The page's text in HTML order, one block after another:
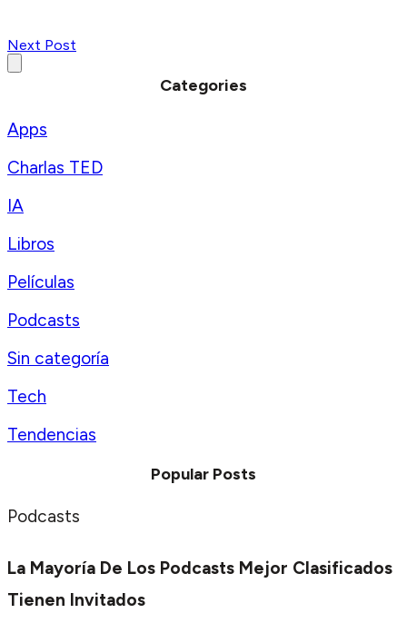
Next Post
Categories
Apps
Charlas TED
IA
Libros
Películas
Podcasts
Sin categoría
Tech
Tendencias
Popular Posts
Podcasts
La Mayoría De Los Podcasts Mejor Clasificados
Tienen Invitados